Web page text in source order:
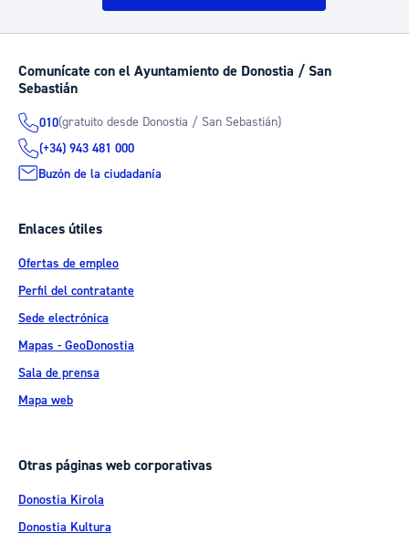
Comunícate con el Ayuntamiento de Donostia / San
Sebastián
010(gratuito desde Donostia / San Sebastián)
(+34) 943 481 000
Buzón de la ciudadanía
Enlaces útiles
Ofertas de empleo
Perfil del contratante
Sede electrónica
Mapas - GeoDonostia
Sala de prensa
Mapa web
Otras páginas web corporativas
Donostia Kirola
Donostia Kultura